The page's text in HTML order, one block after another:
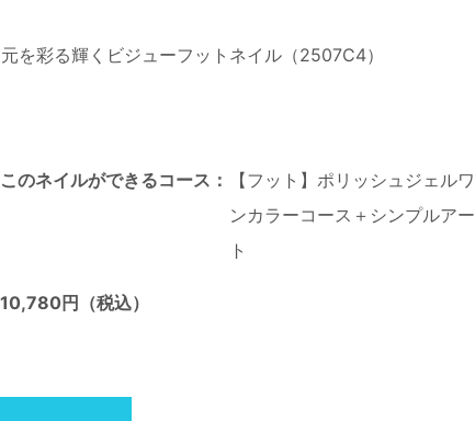
を彩る輝くビジューフットネイル（2507C4）
このネイルができるコース：
【フット】ポリッシュジェルワ
ンカラーコース＋シンプルアー
ト
10,780円（税込）